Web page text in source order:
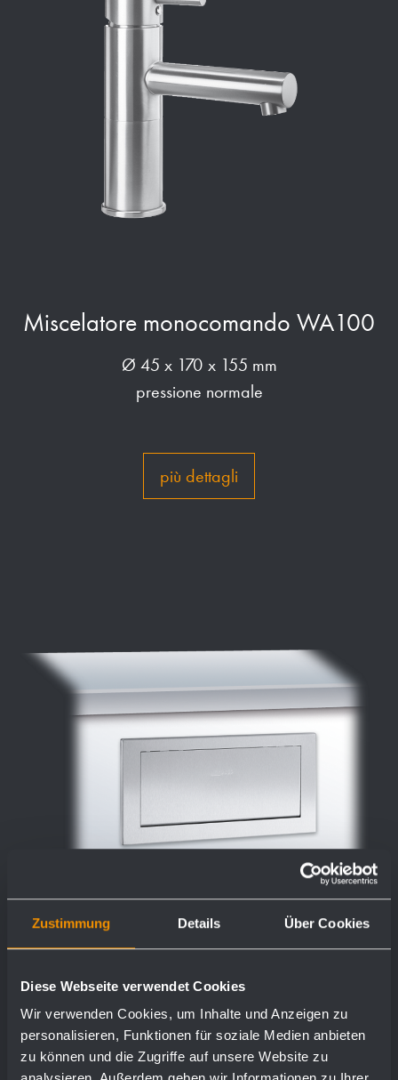
Zustimmung Details Über Cookies
Diese Webseite verwendet Cookies
Wir verwenden Cookies, um Inhalte und Anzeigen zu
personalisieren, Funktionen für soziale Medien anbieten
zu können und die Zugriffe auf unsere Website zu
Miscelatore monocomando WA100
Ø 45 x 170 x 155 mm
pressione normale
più dettagli
Sportello autochiudente ignifugo con
telaio di montaggio WP135
298 x 148 x 32 mm